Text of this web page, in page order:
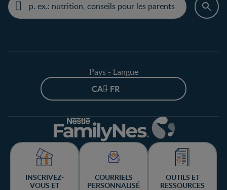
Pays - Langue
CA - FR
INSCRIVEZ-
VOUS ET
COURRIELS
PERSONNALISÉ
OUTILS ET
RESSOURCES